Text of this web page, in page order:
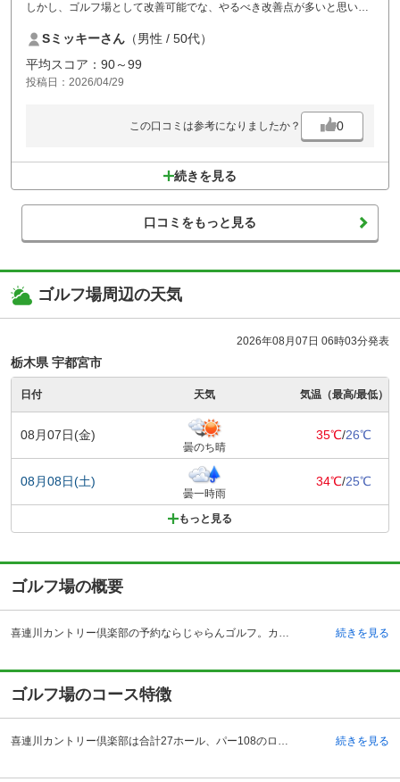
しかし、ゴルフ場として改善可能でな、やるべき改善点が多いと思いま
ムーズな進行を依頼するも音沙汰なし。食事休憩は1時間半近く。食事
は、ほとんど大幅なプラス料金。
確かにプレイ料金は安いのですが、ロッカー利用料、食事プラス料金を
考慮するといかがなものかと思います。最初からプラス料金に加算して
Sミッキーさん （男性 / 50代）
平均スコア：90～99
投稿日：2026/04/29
この口コミは参考になりましたか？ 0
続きを見る
口コミをもっと見る
ゴルフ場周辺の天気
2026年08月07日 06時03分発表
栃木県 宇都宮市
日付 天気 気温（最高/最低）
08月07日(金)
曇のち晴
35℃/26℃
08月08日(土)
曇一時雨
34℃/25℃
もっと見る
ゴルフ場の概要
喜連川カントリー倶楽部の予約ならじゃらんゴルフ。カートの有無や利用税、キャンセル料、ナイター設備、駐車場などのコース情報はもちろん、口コミ、フォトギャラリーなどコースの難易度や攻略に役立つ情報充実、予約する度にポイントが貯まるのでお得にゴルフをお楽しみ頂けます。 喜連川カントリー倶楽部は、栃木県のさくら市にあるゴルフコースです。車で行く場合は、東北自動車道の矢板インターチェンジから約20分、電車の場合は、JR宇都宮線の氏家駅からタクシーで約25分かかります。氏家駅からは予約制のクラブバスも運行されています。 喜連川カントリー倶楽部には、クラブハウスと一体型の併設のホテルがあり、プレー後は那須連山を望む、緑が豊かな天然温泉露天風呂で体の芯から温まり、疲れた体をリフレッシュすることができます。ゴルファーには、お得な価格の宿泊パックがあるので、前乗り宿泊と翌日プレーで、ゴルフを楽しむことができます。ホテルの夕食は、鮎の塩焼き、天ぷら、お刺身、茶わん蒸し、お鍋などの豪華メニューで、大満足と評判です。 続きを見る
ゴルフ場のコース特徴
喜連川カントリー倶楽部は合計27ホール、パー108のロケーションです。なだらかな丘陵コースながら、要所にバンカーや池を巧みに配置し、戦略性豊かな仕上がりになっています。ゆるやかにドッグレッグしているホールも多く、ティーショットの落とし所次第では2打目以降の難易度が上がってしまうケースもあるため、正確なショットとコースマネジメント力が必要になります。 南コースは池が多く、池への対応がスコアメイクの鍵になります。東コースはティーからピンが見渡せる比較的攻めやすいコースが多くなっています。ただし、グリーン周りにはガードバンカーや池があり、アプローチの精度が求められます。西コースには、喜連川カントリー倶楽部内で最難関の7番ホールが待ち構えています。400ヤードを超える距離のあるミドルホールで、パーセーブには距離と正確性が求められる非常に難しいコースです。 続きを見る